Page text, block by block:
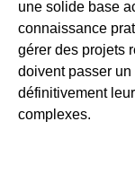
une solide base
connaissance
gérer des projets
doivent passer
définitivement
complexes.